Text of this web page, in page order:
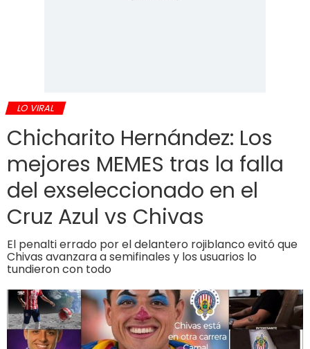
LO VIRAL
Chicharito Hernández: Los
mejores MEMES tras la falla
del exseleccionado en el
Cruz Azul vs Chivas
El penalti errado por el delantero rojiblanco evitó que
Chivas avanzara a semifinales y los usuarios lo
tundieron con todo